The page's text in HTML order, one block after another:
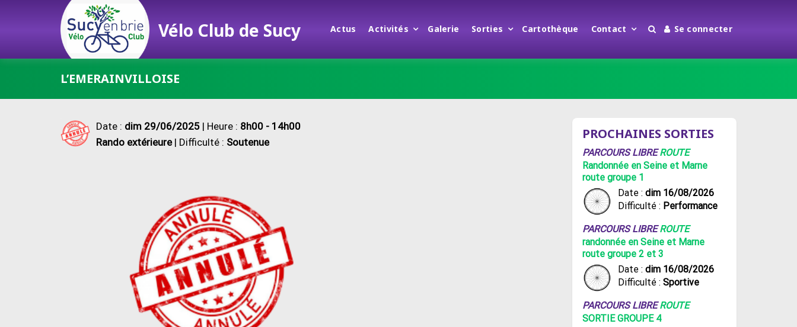
Vélo Club de Sucy Actus Activités Galerie Sorties Cartothèque Contact Se connecter
L’EMERAINVILLOISE
Date : dim 29/06/2025 | Heure : 8h00 - 14h00
Rando extérieure| Difficulté : Soutenue
PROCHAINES SORTIES
PARCOURS LIBREROUTE
Randonnée en Seine et Marne
route groupe 1
Date : dim 16/08/2026
Difficulté : Performance
PARCOURS LIBREROUTE
randonnée en Seine et Marne
route groupe 2 et 3
Date : dim 16/08/2026
Difficulté : Sportive
PARCOURS LIBREROUTE
SORTIE GROUPE 4